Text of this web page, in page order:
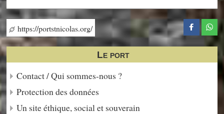
https://portstnicolas.org/
Le port
Contact / Qui sommes-nous ?
Protection des données
Un site éthique, social et souverain